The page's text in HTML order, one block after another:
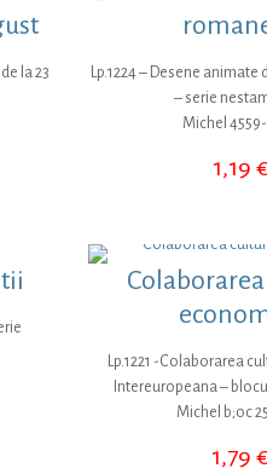
la 23
Lp.1224 – Desene
– serie
Michel
1,19 €
Lp.1221 -Colaborarea
Intereuropeana –
Michel b;oc
1,79€